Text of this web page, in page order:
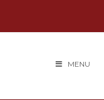
MENU